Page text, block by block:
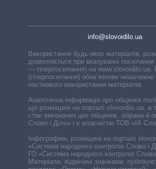
info@slovoidilo.ua
Використання будь-яких матеріалів,
дозволяється при вказуванні посилання
— гіперпосилання) на www.slovoidilo.ua.
(гіперпосилання) обов’язкове
часткового використання матеріалів.
Аналітична інформація про обіцянки
що розміщені на порталі slovoidilo.ua, а
стан виконання цих обіцянок, зібрана й
Слово і Діло» і є власністю ТОВ «ІА
Інфографіки, розміщені на порталі
«Система народного контролю Слово і
ГО «Система народного контролю Слово
Матеріали, відмічені значками,